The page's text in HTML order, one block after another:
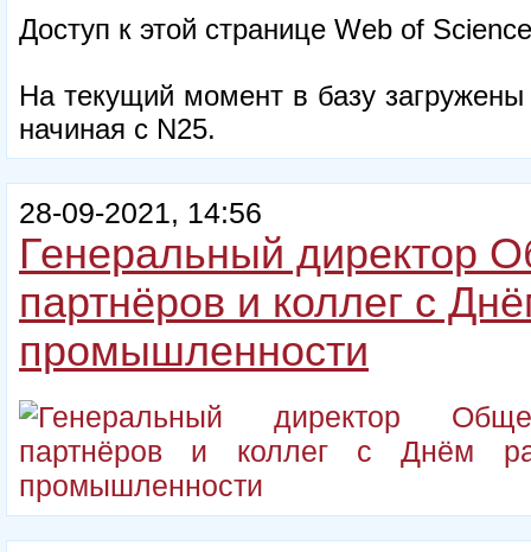
Доступ к этой странице Web of
На текущий момент в базу загружены
начиная с N25.
28-09-2021, 14:56
Генеральный директор
партнёров и коллег с
промышленности